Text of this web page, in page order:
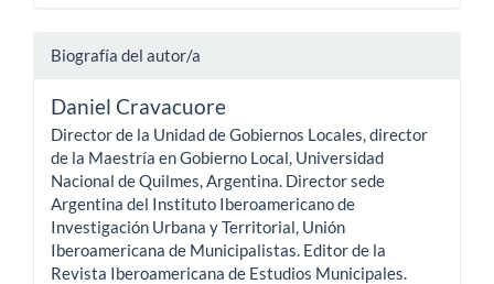
Biografía del autor/a
Daniel Cravacuore
Director de la Unidad de Gobiernos Locales, director
de la Maestría en Gobierno Local, Universidad
Nacional de Quilmes, Argentina. Director sede
Argentina del Instituto Iberoamericano de
Investigación Urbana y Territorial, Unión
Iberoamericana de Municipalistas. Editor de la
Revista Iberoamericana de Estudios Municipales.